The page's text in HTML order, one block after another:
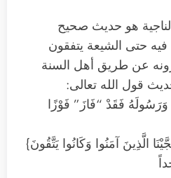
هو حديث صحيح
فيه حتى الشيعة يتفقون
عن طريق أهل السنة
قول الله تعالى:
فَقَدْ “فَازَ” فَوْزًا
الَّذِينَ آمَنُوا وَكَانُوا يَتَّقُونَ}